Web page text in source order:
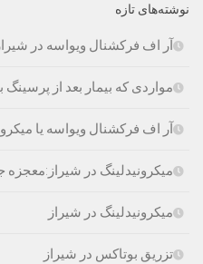
نوشته‌های تازه
آر اف فرکشنال ویواسه در
مواردی که بیمار بعد از پرسینگ
آر اف فرکشنال ویواسه یا
میکرونیدلینگ در
میکرونیدلینگ در شیراز
تزریق بوتاکس در شیراز